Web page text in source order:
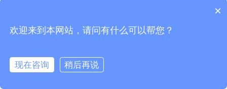
安峰环保在军团菌检测方面，是一家专业的检测分析机构，欢迎广大
安峰环保在军团菌检测方面，是一家专业的检测分析机构，欢迎广大
×
欢迎来到本网站，请问有什么可以帮您？
现在咨询 稍后再说